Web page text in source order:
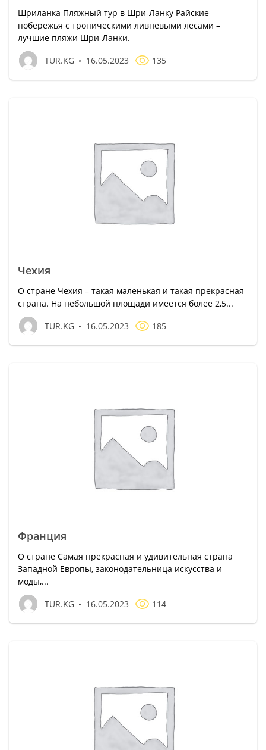
Шриланка Пляжный тур в Шри-Ланку Райские
побережья с тропическими ливневыми лесами –
лучшие пляжи Шри-Ланки.
TUR.KG
16.05.2023 135
Чехия
О стране Чехия – такая маленькая и такая прекрасная
страна. На небольшой площади имеется более 2,5...
TUR.KG
16.05.2023 185
Франция
О стране Самая прекрасная и удивительная страна
Западной Европы, законодательница искусства и
моды,...
TUR.KG
16.05.2023 114